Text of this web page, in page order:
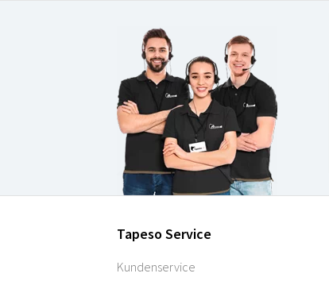
Tapeso Service
Kundenservice